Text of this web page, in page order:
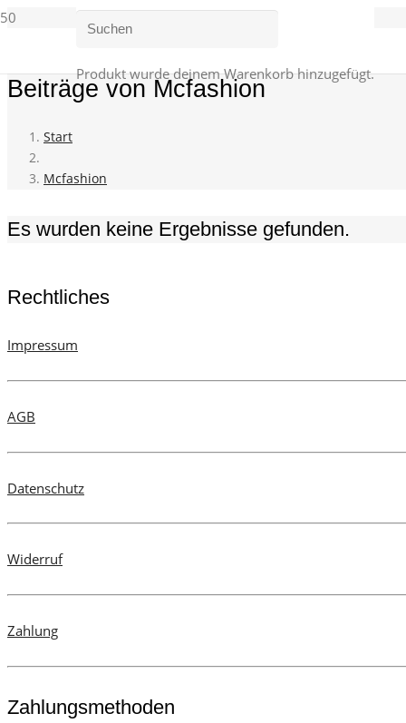
Produktwurde deinem Warenkorb hinzugefügt.
Beiträge von Mcfashion
Start
Mcfashion
Es wurden keine Ergebnisse gefunden.
Rechtliches
Impressum
AGB
Datenschutz
Widerruf
Zahlung
Zahlungsmethoden